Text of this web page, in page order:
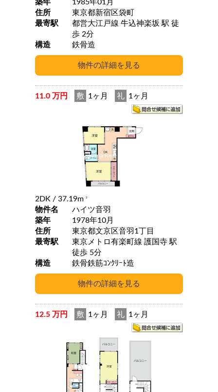
築年
1985年01月
住所
東京都新宿区袋町
最寄駅
都営大江戸線 牛込神楽坂 駅 徒
歩 2分
構造
鉄骨造
11.0 万円 敷 1ヶ月 礼 1ヶ月
2DK / 37.19m 2
物件名
ハイツ音羽
築年
1978年10月
住所
東京都文京区音羽1丁目
最寄駅
東京メトロ有楽町線 護国寺 駅
徒歩 5分
構造
鉄骨鉄筋ｺﾝｸﾘｰﾄ造
12.5 万円 敷 1ヶ月 礼 1ヶ月